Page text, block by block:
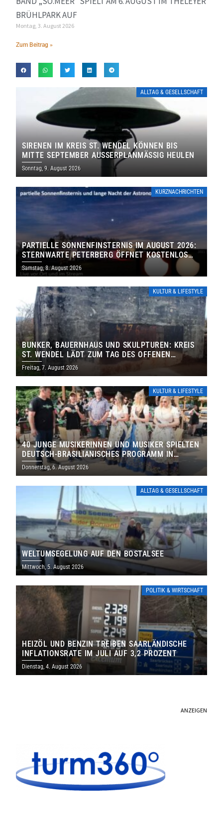
BRÜHLPARK AUF
Montag, 3. August 2026
Zum Beitrag »
ALLTAG & GESELLSCHAFT
SIRENEN IM KREIS ST. WENDEL KÖNNEN BIS
MITTE SEPTEMBER AUSSERPLANMÄSSIG HEULEN
Sonntag, 9. August 2026
KURZNACHRICHTEN
PARTIELLE SONNENFINSTERNIS IM AUGUST 2026:
STERNWARTE PETERBERG ÖFFNET KOSTENLOS
IHRE TORE
Samstag, 8. August 2026
KULTUR & LIFESTYLE
BUNKER, BAUERNHAUS UND SKULPTUREN: KREIS
ST. WENDEL LÄDT ZUM TAG DES OFFENEN
DENKMALS EIN
Freitag, 7. August 2026
KULTUR & LIFESTYLE
40 JUNGE MUSIKERINNEN UND MUSIKER SPIELTEN
DEUTSCH-BRASILIANISCHES PROGRAMM IN
THOLEY
Donnerstag, 6. August 2026
ALLTAG & GESELLSCHAFT
WELTUMSEGELUNG AUF DEN BOSTALSEE
Mittwoch, 5. August 2026
POLITIK & WIRTSCHAFT
HEIZÖL UND BENZIN TREIBEN SAARLÄNDISCHE
INFLATIONSRATE IM JULI AUF 3,2 PROZENT
Dienstag, 4. August 2026
ANZEIGEN